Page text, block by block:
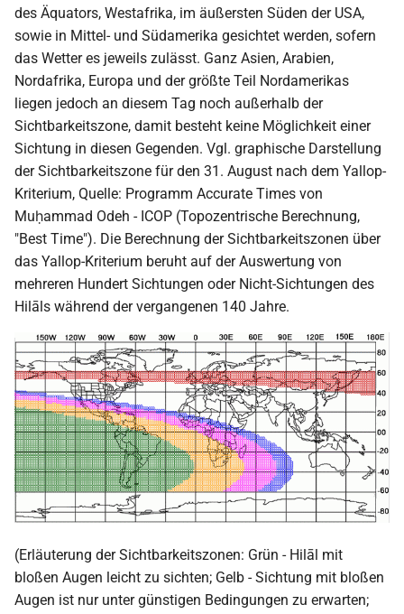
i
l
i
s
i
e
2017
2016
2015
2014
2013
2012
2011
2009
2008
2007
2006
2005
des Äquators, Westafrika, im äußersten Süden der USA,
sowie in Mittel- und Südamerika gesichtet werden, sofern
das Wetter es jeweils zulässt. Ganz Asien, Arabien,
Nordafrika, Europa und der größte Teil Nordamerikas
liegen jedoch an diesem Tag noch außerhalb der
Sichtbarkeitszone, damit besteht keine Möglichkeit einer
Sichtung in diesen Gegenden. Vgl. graphische Darstellung
der Sichtbarkeitszone für den 31. August nach dem Yallop-
Kriterium, Quelle: Programm Accurate Times von
Muḥammad Odeh - ICOP (Topozentrische Berechnung,
"Best Time"). Die Berechnung der Sichtbarkeitszonen über
das Yallop-Kriterium beruht auf der Auswertung von
mehreren Hundert Sichtungen oder Nicht-Sichtungen des
Hilāls während der vergangenen 140 Jahre.
(Erläuterung der Sichtbarkeitszonen: Grün - Hilāl mit
bloßen Augen leicht zu sichten; Gelb - Sichtung mit bloßen
Augen ist nur unter günstigen Bedingungen zu erwarten;